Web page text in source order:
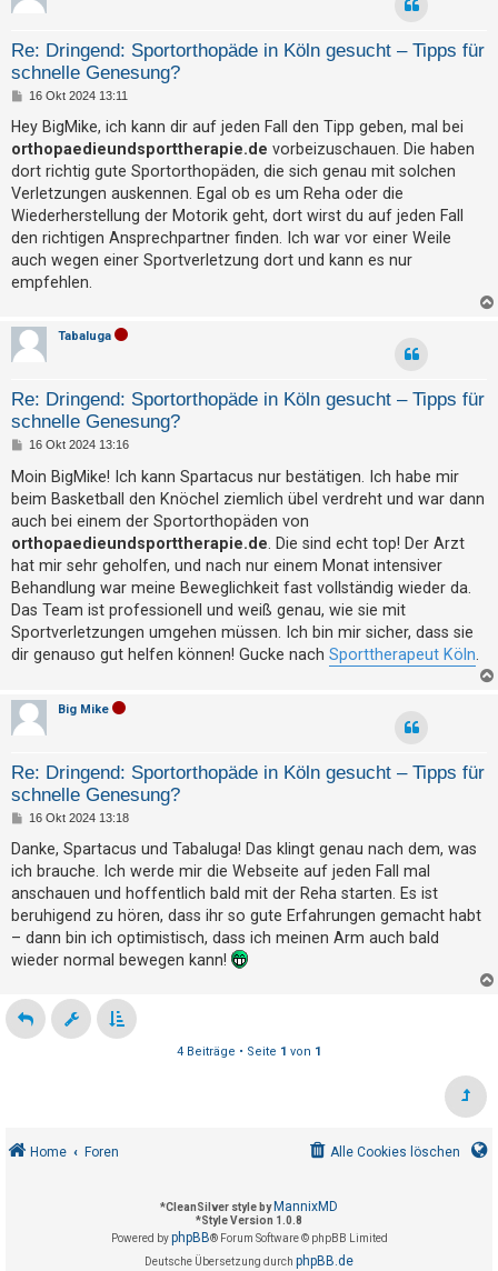
n
b
e
a
n
t
w
o
r
t
t
T
h
e
m
e
n
A
k
t
v
T
h
e
m
e
n
S
u
c
F
Re: Dringend: Sportorthopäde in Köln gesucht – Tipps für
schnelle Genesung?
B
i
r
a
g
16 Okt 2024 13:11
Hey BigMike, ich kann dir auf jeden Fall den Tipp geben, mal bei
orthopaedieundsporttherapie.de vorbeizuschauen. Die haben
dort richtig gute Sportorthopäden, die sich genau mit solchen
Verletzungen auskennen. Egal ob es um Reha oder die
Wiederherstellung der Motorik geht, dort wirst du auf jeden Fall
den richtigen Ansprechpartner finden. Ich war vor einer Weile
auch wegen einer Sportverletzung dort und kann es nur
empfehlen.
Tabaluga
Re: Dringend: Sportorthopäde in Köln gesucht – Tipps für
schnelle Genesung?
B
i
t
r
a
g
16 Okt 2024 13:16
Moin BigMike! Ich kann Spartacus nur bestätigen. Ich habe mir
beim Basketball den Knöchel ziemlich übel verdreht und war dann
auch bei einem der Sportorthopäden von
orthopaedieundsporttherapie.de . Die sind echt top! Der Arzt
hat mir sehr geholfen, und nach nur einem Monat intensiver
Behandlung war meine Beweglichkeit fast vollständig wieder da.
Das Team ist professionell und weiß genau, wie sie mit
Sportverletzungen umgehen müssen. Ich bin mir sicher, dass sie
dir genauso gut helfen können! Gucke nach Sporttherapeut Köln
Big Mike
Re: Dringend: Sportorthopäde in Köln gesucht – Tipps für
schnelle Genesung?
B
i
r
a
g
16 Okt 2024 13:18
Danke, Spartacus und Tabaluga! Das klingt genau nach dem, was
ich brauche. Ich werde mir die Webseite auf jeden Fall mal
anschauen und hoffentlich bald mit der Reha starten. Es ist
beruhigend zu hören, dass ihr so gute Erfahrungen gemacht habt
– dann bin ich optimistisch, dass ich meinen Arm auch bald
wieder normal bewegen kann!
4 Beiträge • Seite 1 von 1
Home Foren Alle Cookies löschen
*CleanSilver style by MannixMD
*Style Version 1.0.8
Powered byphpBB® Forum Software © phpBB Limited
Deutsche Übersetzung durch phpBB.de